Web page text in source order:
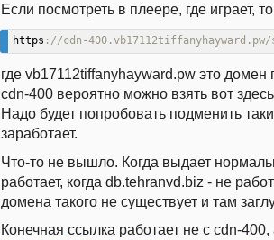
Если посмотреть в плеере, где играет,
https ://cdn-400.vb17112tiffanyhayward.pw/
где vb17112tiffanyhayward.pw это
cdn-400 вероятно можно взять вот
Надо будет попробовать подменить
заработает.
Что-то не вышло. Когда выдает
работает, когда db.tehranvd.biz - не
домена такого не существует и там
Конечная ссылка работает не с cdn-400,